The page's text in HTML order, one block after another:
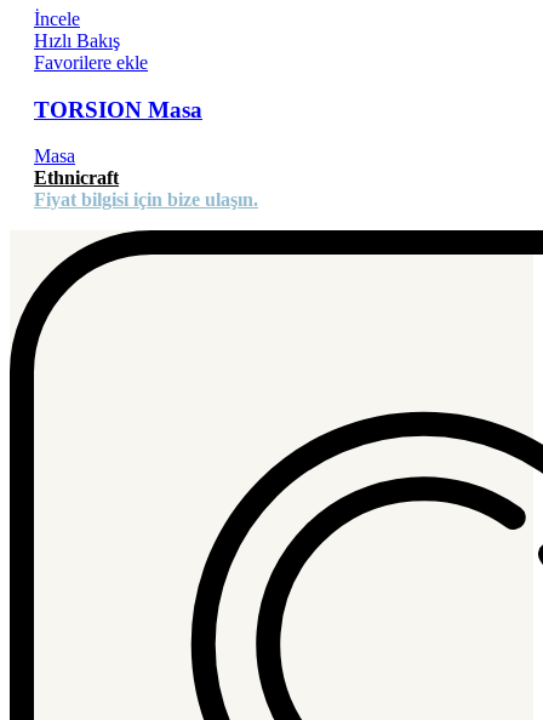
İncele
Hızlı Bakış
Favorilere ekle
TORSION Masa
Masa
Ethnicraft
Fiyat bilgisi için bize ulaşın.